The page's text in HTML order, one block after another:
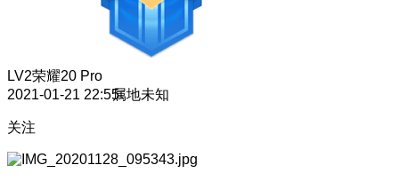
LV2荣耀20 Pro
2021-01-21 22:55属地未知
关注